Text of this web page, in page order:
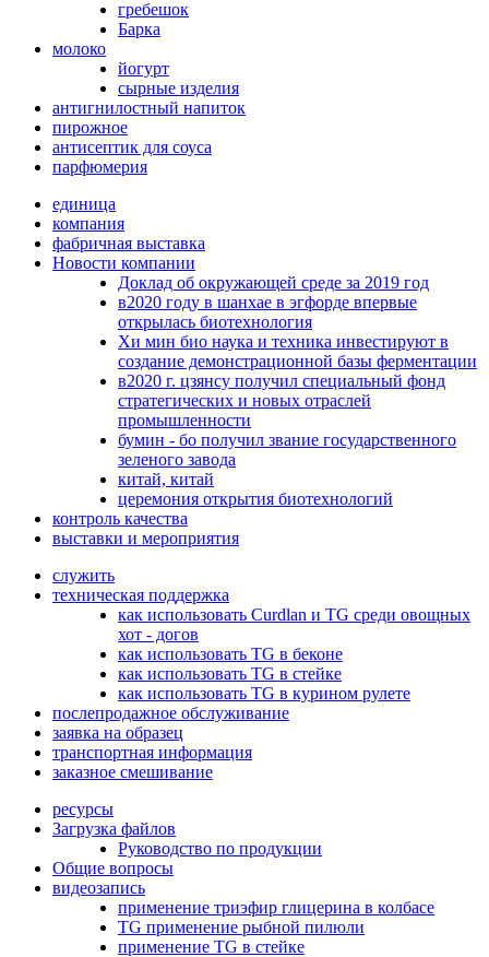
гребешок
Барка
молоко
йогурт
сырные изделия
антигнилостный напиток
пирожное
антисептик для соуса
парфюмерия
единица
компания
фабричная выставка
Новости компании
Доклад об окружающей среде за 2019 год
в2020 году в шанхае в эгфорде впервые
открылась биотехнология
Хи мин био наука и техника инвестируют в
создание демонстрационной базы ферментации
в2020 г. цзянсу получил специальный фонд
стратегических и новых отраслей
промышленности
бумин - бо получил звание государственного
зеленого завода
китай, китай
церемония открытия биотехнологий
контроль качества
выставки и мероприятия
служить
техническая поддержка
как использовать Curdlan и TG среди овощных
хот - догов
как использовать TG в беконе
как использовать TG в стейке
как использовать TG в курином рулете
послепродажное обслуживание
заявка на образец
транспортная информация
заказное смешивание
ресурсы
Загрузка файлов
Руководство по продукции
Общие вопросы
видеозапись
применение триэфир глицерина в колбасе
TG применение рыбной пилюли
применение TG в стейке